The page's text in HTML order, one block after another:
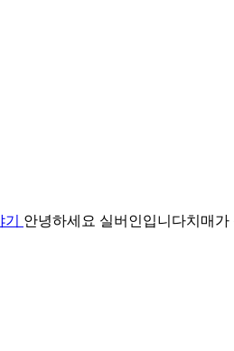
안녕하세요 실버인입니다​치매